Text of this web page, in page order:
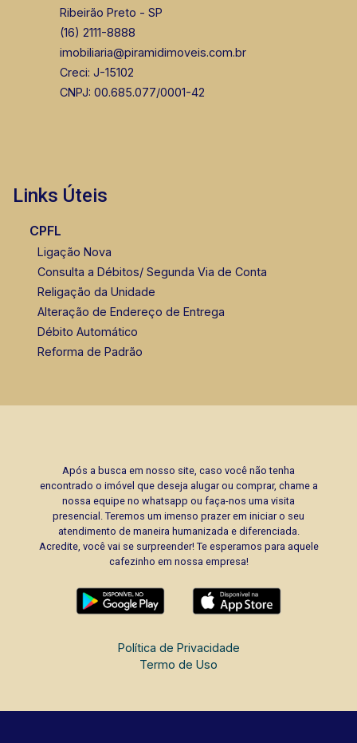
Ribeirão Preto - SP
(16) 2111-8888
imobiliaria@piramidimoveis.com.br
Creci: J-15102
CNPJ: 00.685.077/0001-42
Links Úteis
CPFL
Ligação Nova
Consulta a Débitos/ Segunda Via de Conta
Religação da Unidade
Alteração de Endereço de Entrega
Débito Automático
Reforma de Padrão
Após a busca em nosso site, caso você não tenha
encontrado o imóvel que deseja alugar ou comprar, chame a
nossa equipe no whatsapp ou faça-nos uma visita
presencial. Teremos um imenso prazer em iniciar o seu
atendimento de maneira humanizada e diferenciada.
Acredite, você vai se surpreender! Te esperamos para aquele
cafezinho em nossa empresa!
Política de Privacidade
Termo de Uso